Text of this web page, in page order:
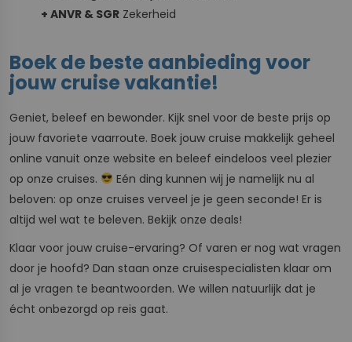
+ ANVR & SGR Zekerheid
Boek de beste aanbieding voor
jouw cruise vakantie!
Geniet, beleef en bewonder. Kijk snel voor de beste prijs op
jouw favoriete vaarroute. Boek jouw cruise makkelijk geheel
online vanuit onze website en beleef eindeloos veel plezier
op onze cruises.
Eén ding kunnen wij je namelijk nu al
beloven: op onze cruises verveel je je geen seconde! Er is
altijd wel wat te beleven. Bekijk onze deals!
Klaar voor jouw cruise-ervaring? Of varen er nog wat vragen
door je hoofd? Dan staan onze cruisespecialisten klaar om
al je vragen te beantwoorden. We willen natuurlijk dat je
écht onbezorgd op reis gaat.